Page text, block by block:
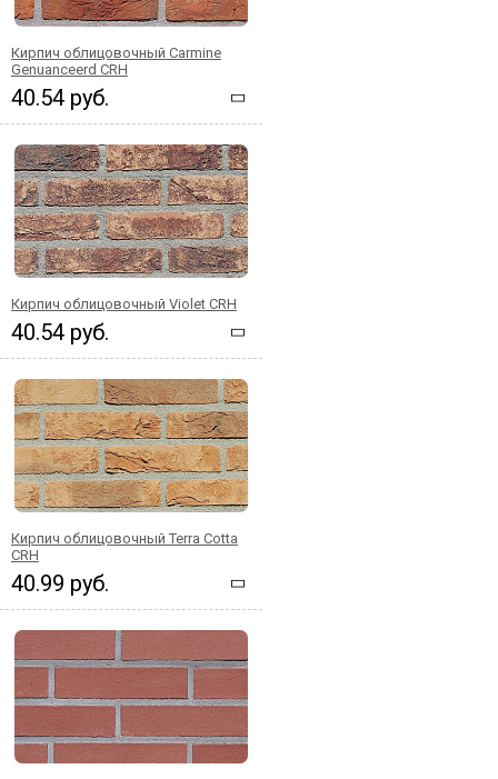
Кирпич облицовочный Carmine
Genuanceerd CRH
40.54 руб.
Кирпич облицовочный Violet CRH
40.54 руб.
Кирпич облицовочный Terra Cotta
CRH
40.99 руб.